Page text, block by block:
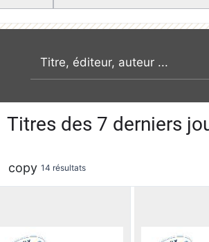
recherche par mot clé
Titres des 7 derniers
copy 14 résultats